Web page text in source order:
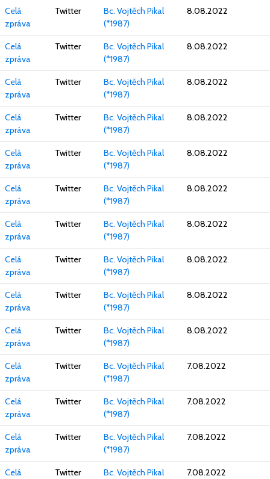
Celá
zpráva
Twitter
Bc. Vojtěch Pikal
(*1987)
8.08.2022
Celá
zpráva
Twitter
Bc. Vojtěch Pikal
(*1987)
8.08.2022
Celá
zpráva
Twitter
Bc. Vojtěch Pikal
(*1987)
8.08.2022
Celá
zpráva
Twitter
Bc. Vojtěch Pikal
(*1987)
8.08.2022
Celá
zpráva
Twitter
Bc. Vojtěch Pikal
(*1987)
8.08.2022
Celá
zpráva
Twitter
Bc. Vojtěch Pikal
(*1987)
8.08.2022
Celá
zpráva
Twitter
Bc. Vojtěch Pikal
(*1987)
8.08.2022
Celá
zpráva
Twitter
Bc. Vojtěch Pikal
(*1987)
8.08.2022
Celá
zpráva
Twitter
Bc. Vojtěch Pikal
(*1987)
8.08.2022
Celá
zpráva
Twitter
Bc. Vojtěch Pikal
(*1987)
8.08.2022
Celá
zpráva
Twitter
Bc. Vojtěch Pikal
(*1987)
7.08.2022
Celá
zpráva
Twitter
Bc. Vojtěch Pikal
(*1987)
7.08.2022
Celá
zpráva
Twitter
Bc. Vojtěch Pikal
(*1987)
7.08.2022
Celá
Twitter
Bc. Vojtěch Pikal
7.08.2022